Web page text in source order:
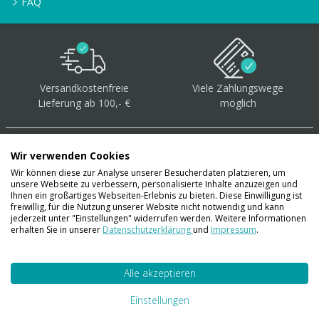
Versandkostenfreie
Lieferung ab 100,- €
Viele Zahlungswege
möglich
Über 40.000 Artikel auf
Lager
Wir verwenden Cookies
Wir können diese zur Analyse unserer Besucherdaten platzieren, um
unsere Webseite zu verbessern, personalisierte Inhalte anzuzeigen und
Ihnen ein großartiges Webseiten-Erlebnis zu bieten. Diese Einwilligung ist
freiwillig, für die Nutzung unserer Website nicht notwendig und kann
jederzeit unter "Einstellungen" widerrufen werden. Weitere Informationen
erhalten Sie in unserer Datenschutzerklärungund Impressum.
Alle akzeptieren
Einstellungen